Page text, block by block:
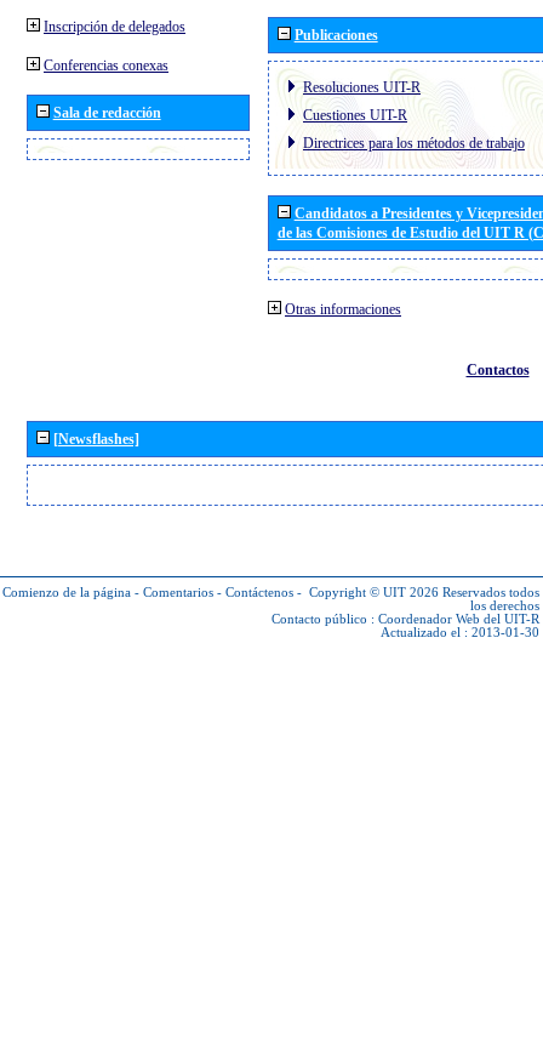
Inscripción de delegados
Conferencias conexas
Sala de redacción
Publicaciones
Resoluciones UIT-R
Cuestiones UIT-R
Directrices para los métodos de trabajo
Candidatos a Presidentes y
de las Comisiones de Estudio del UIT R
Otras informaciones
Contactos
[Newsflashes]
Comienzo de la página - Comentarios - Contáctenos - Copyright © UIT 2026 Reservados todos
los derechos
Contacto público : Coordenador Web del UIT-R
Actualizado el : 2013-01-30